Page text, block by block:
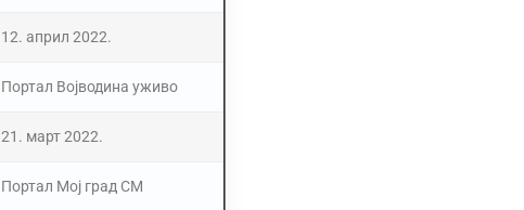
12. април 2022.
Портал Војводина уживо
21. март 2022.
Портал Мој град СМ